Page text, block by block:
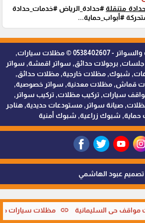
حي السليمانية link مظلات سيارات
#حدادة_الرياض #خدمات_حدادة
#أبواب_حماية...
ظلال التميز للمظلات والسواتر - 0538402607 © مظلات سيارات,
برجولات حدائق, سواتر اقمشة, سواتر
شبوك, مظلات خارجية, مظلات حدائق,
قماش, مظلات معدنية, سواتر خصوصية,
سيارات, تركيب مظلات, تركيب سواتر,
صيانة سواتر, مستودعات حديدية, هناجر
شبوك زراعية, شبوك أمنية
تصميم عبود الهاشمي